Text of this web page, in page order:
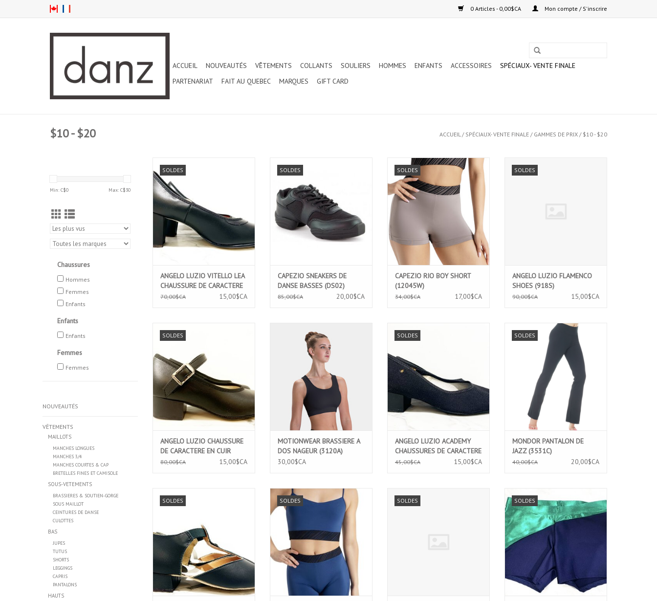
0 Articles - 0,00$CA Mon compte / S'inscrire
ACCUEIL NOUVEAUTÉS VÊTEMENTS COLLANTS SOULIERS HOMMES ENFANTS ACCESSOIRES
SPÉCIAUX- VENTE FINALE
PARTENARIAT
FAIT AU QUEBEC MARQUES GIFT CARD
$10 - $20 ACCUEIL/ SPÉCIAUX- VENTE FINALE / GAMMES DE PRIX / $10 - $20
Min: C$0 Max: C$30
Chaussures
Hommes
Femmes
Enfants
Enfants
Enfants
Femmes
Femmes
NOUVEAUTÉS
VÊTEMENTS
MAILLOTS
MANCHES LONGUES
MANCHES 3/4
MANCHES COURTES & CAP
BRETELLES FINES ET CAMISOLE
SOUS-VETEMENTS
BRASSIERES & SOUTIEN-GORGE
SOUS MAILLOT
CEINTURES DE DANSE
CULOTTES
BAS
JUPES
TUTUS
SHORTS
LEGGINGS
CAPRIS
PANTALONS
HAUTS
SOLDES
CHAUSSURE DE CARACTERE (907)
ANGELO LUZIO VITELLO LEA
CHAUSSURE DE CARACTERE
(907)
70,00$CA 15,00$CA
SOLDES
AJOUTER AU PANIER
CAPEZIO SNEAKERS DE
DANSE BASSES (DS02)
85,00$CA 20,00$CA
SOLDES
CAPEZIO RIO BOY SHORT (12045W)
AJOUTER AU PANIER
CAPEZIO RIO BOY SHORT
(12045W)
34,00$CA 17,00$CA
SOLDES
ANGELO LUZIO FLAMENCO
SHOES (918S)
90,00$CA 15,00$CA
SOLDES
CARACTERE EN CUIR ENFANT (925)
AJOUTER AU PANIER
ANGELO LUZIO CHAUSSURE
DE CARACTERE EN CUIR
ENFANT (925) SIZE 12
80,00$CA 15,00$CA
NAGEUR (3120A)
AJOUTER AU PANIER
MOTIONWEAR BRASSIERE A
DOS NAGEUR (3120A)
30,00$CA
SOLDES
CHAUSSURES DE CARACTERE (902)
ANGELO LUZIO ACADEMY
CHAUSSURES DE CARACTERE
(902)
45,00$CA 15,00$CA
SOLDES
MONDOR PANTALON DE JAZZ
(3531C)
AJOUTER AU PANIER
MONDOR PANTALON DE
JAZZ (3531C)
40,00$CA 20,00$CA
SOLDES
D'ENSEIGNEMENT STYLE GREC
AJOUTER AU PANIER
SOLDES
CAPEZIO TORONTO BRA TOP
(12044W)
AJOUTER AU PANIER
SOLDES
CHARACTER SHOES (906)
SOLDES
ADULTE AVEC ENTREJAMBE PLUS
LONG (1357)
AJOUTER AU PANIER